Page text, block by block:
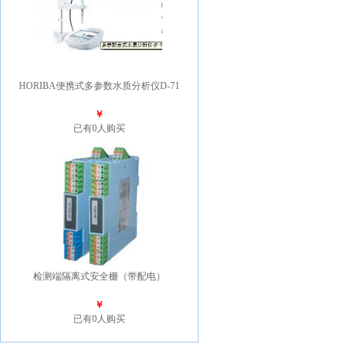
HORIBA便携式多参数水质分析仪D-71
￥
已有0人购买
检测端隔离式安全栅（带配电）
￥
已有0人购买